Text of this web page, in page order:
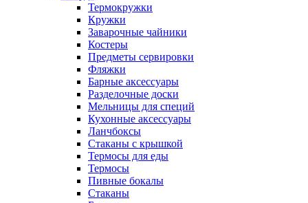
Термокружки
Кружки
Заварочные чайники
Костеры
Предметы сервировки
Фляжки
Барные аксессуары
Разделочные доски
Мельницы для специй
Кухонные аксессуары
Ланчбоксы
Стаканы с крышкой
Термосы для еды
Термосы
Пивные бокалы
Стаканы